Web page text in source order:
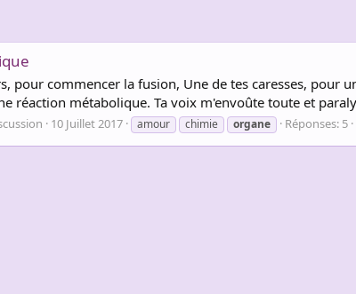
pour commencer la fusion, Une de tes caresses,
réaction métabolique. Ta voix m'envoûte toute et
10 Juillet 2017 amour chimie organe Réponses: 5